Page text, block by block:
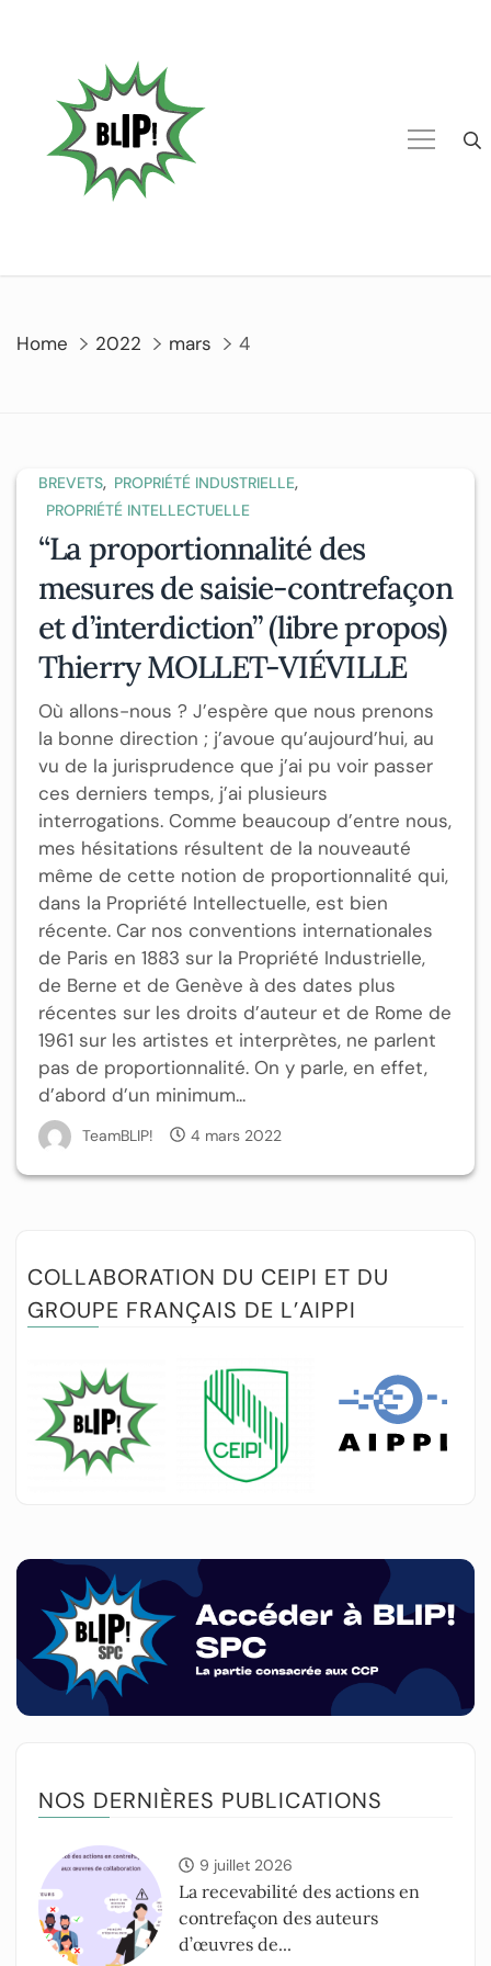
Home 2022 mars 4
BREVETS, PROPRIÉTÉ INDUSTRIELLE,
PROPRIÉTÉ INTELLECTUELLE
“La proportionnalité des
mesures de saisie-contrefaçon
et d’interdiction” (libre propos)
Thierry MOLLET-VIÉVILLE
Où allons-nous ? J’espère que nous prenons
la bonne direction ; j’avoue qu’aujourd’hui, au
vu de la jurisprudence que j’ai pu voir passer
ces derniers temps, j’ai plusieurs
interrogations. Comme beaucoup d’entre nous,
mes hésitations résultent de la nouveauté
même de cette notion de proportionnalité qui,
dans la Propriété Intellectuelle, est bien
récente. Car nos conventions internationales
de Paris en 1883 sur la Propriété Industrielle,
de Berne et de Genève à des dates plus
récentes sur les droits d’auteur et de Rome de
1961 sur les artistes et interprètes, ne parlent
pas de proportionnalité. On y parle, en effet,
d’abord d’un minimum...
TeamBLIP! 4 mars 2022
COLLABORATION DU CEIPI ET DU
GROUPE FRANÇAIS DE L’AIPPI
NOS DERNIÈRES PUBLICATIONS
9 juillet 2026
La recevabilité des actions en
contrefaçon des auteurs
d’œuvres de...